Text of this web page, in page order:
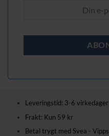
Leveringstid: 3-6 virkedager
Frakt: Kun 59 kr
Betal trygt med Svea - Vipps